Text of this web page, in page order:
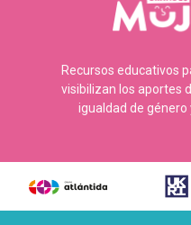
Recursos educativos
visibilizan los aportes
igualdad de género